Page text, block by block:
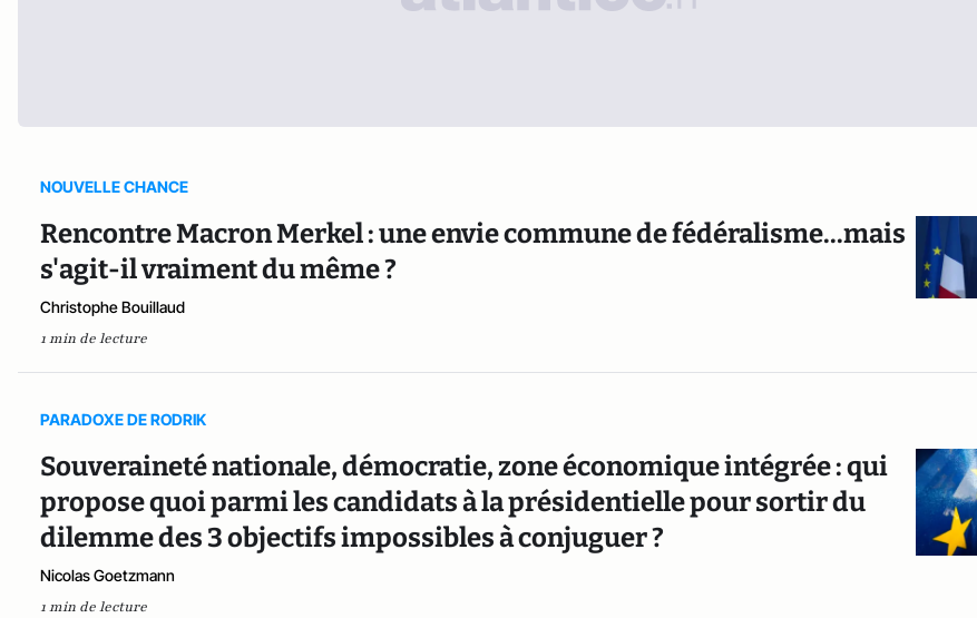
NOUVELLE CHANCE
Rencontre Macron Merkel : une envie commune de fédéralisme...mais
s'agit-il vraiment du même ?
Christophe Bouillaud
1 min de lecture
PARADOXE DE RODRIK
Souveraineté nationale, démocratie, zone économique intégrée : qui
propose quoi parmi les candidats à la présidentielle pour sortir du
dilemme des 3 objectifs impossibles à conjuguer ?
Nicolas Goetzmann
1 min de lecture